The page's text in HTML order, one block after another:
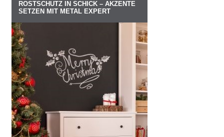
ROSTSCHUTZ IN SCHICK – AKZENTE
SETZEN MIT METAL EXPERT